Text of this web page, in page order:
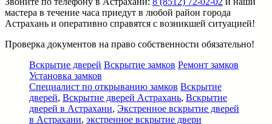
мастера в течение часа приедут в любой район города
Астрахань и оперативно справятся с возникшей ситуацией!
Проверка документов на право собственности обязательно!
Вскрытие дверей Вскрытие замков Ремонт замков
Установка замков
Специалист по открыванию замков Вскрытие
дверей, Вскрытие дверей Астрахань, Вскрытие
дверей в Астрахани, Экстренное вскрытие дверей
в Астрахани, экстренное вскрытие двери